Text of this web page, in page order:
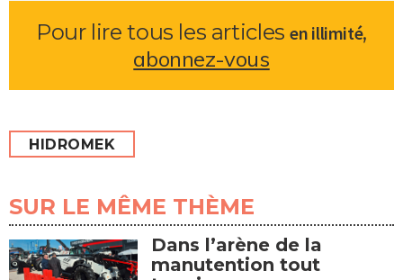
Pour lire tous les articlesen illimité,
abonnez-vous
HIDROMEK
SUR LE MÊME THÈME
Dans l’arène de la
manutention tout